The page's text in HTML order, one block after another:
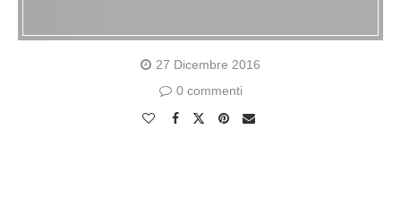
27 Dicembre 2016
0 commenti